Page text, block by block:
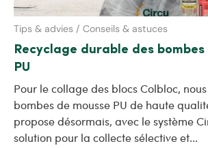
Tips & advies / Conseils & astuces
Recyclage durable des
PU
Pour le collage des blocs Colbloc,
bombes de mousse PU de haute
propose désormais, avec le système
solution pour la collecte sélective et...